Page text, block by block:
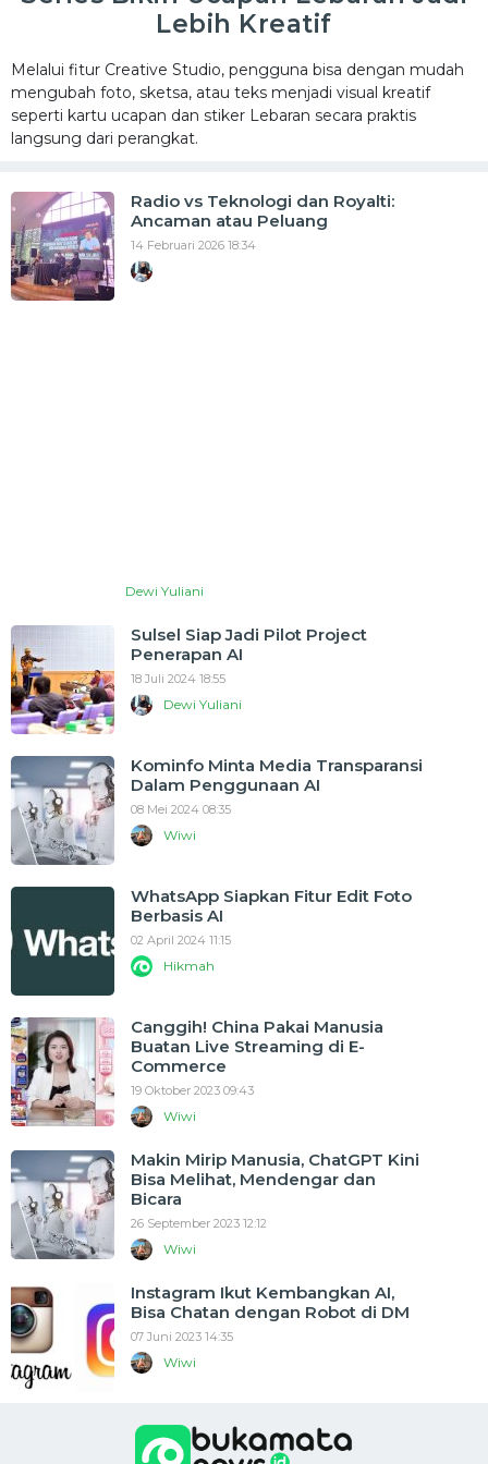
Lebih Kreatif
Melalui fitur Creative Studio, pengguna bisa dengan mudah
mengubah foto, sketsa, atau teks menjadi visual kreatif
seperti kartu ucapan dan stiker Lebaran secara praktis
langsung dari perangkat.
Radio vs Teknologi dan Royalti:
Ancaman atau Peluang
14 Februari 2026 18:34
Dewi Yuliani
Sulsel Siap Jadi Pilot Project
Penerapan AI
18 Juli 2024 18:55
Dewi Yuliani
Kominfo Minta Media Transparansi
Dalam Penggunaan AI
08 Mei 2024 08:35
Wiwi
WhatsApp Siapkan Fitur Edit Foto
Berbasis AI
02 April 2024 11:15
Hikmah
Canggih! China Pakai Manusia
Buatan Live Streaming di E-
Commerce
19 Oktober 2023 09:43
Wiwi
Makin Mirip Manusia, ChatGPT Kini
Bisa Melihat, Mendengar dan
Bicara
26 September 2023 12:12
Wiwi
Instagram Ikut Kembangkan AI,
Bisa Chatan dengan Robot di DM
07 Juni 2023 14:35
Wiwi